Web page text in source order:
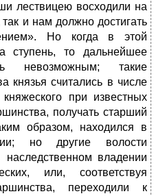
лествицею восходили на
и нам должно достигать
Но когда в этой
ступень, то дальнейшее
невозможным; такие
князья считались в числе
при известных
получать старший
образом, находился в
но другие волости
владении
или, соответствуя
переходили к